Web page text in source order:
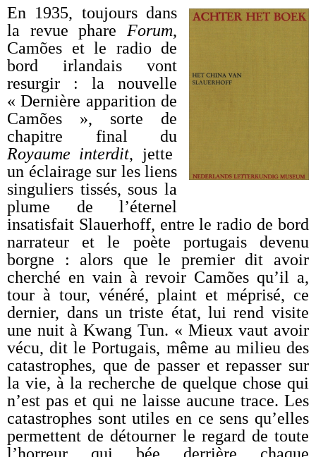
En 1935, toujours dans
la revue phare Forum,
Camões et le radio de
bord irlandais vont
resurgir : la nouvelle
« Dernière apparition de
Camões », sorte de
chapitre final du
Royaume interdit, jette
un éclairage sur les liens
singuliers tissés, sous la
plume de l’éternel
insatisfait Slauerhoff, entre le radio de bord
narrateur et le poète portugais devenu
borgne : alors que le premier dit avoir
cherché en vain à revoir Camões qu’il a,
tour à tour, vénéré, plaint et méprisé, ce
dernier, dans un triste état, lui rend visite
une nuit à Kwang Tun. « Mieux vaut avoir
vécu, dit le Portugais, même au milieu des
catastrophes, que de passer et repasser sur
la vie, à la recherche de quelque chose qui
n’est pas et qui ne laisse aucune trace. Les
catastrophes sont utiles en ce sens qu’elles
permettent de détourner le regard de toute